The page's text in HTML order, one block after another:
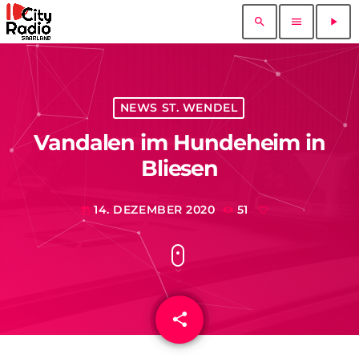
search menu play_arrow
NEWS ST. WENDEL
Vandalen im Hundeheim in
Bliesen
today 14. DEZEMBER 2020 51
share
email